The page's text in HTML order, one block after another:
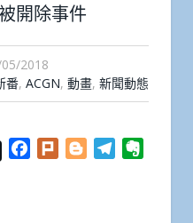
開除事件
2018
番, ACGN, 動畫, 新聞動態
Facebook
Plurk BloggerTelegram